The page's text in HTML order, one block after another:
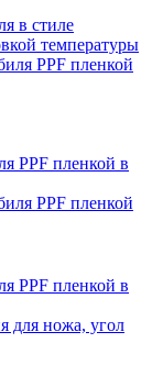
в стиле
температуры
PPF пленкой в
PPF пленкой в